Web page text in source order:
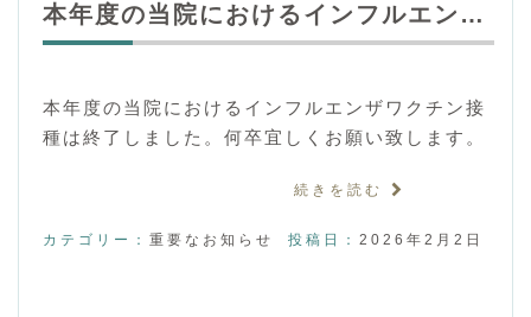
本年度の当院におけるインフルエン…
本年度の当院におけるインフルエンザワクチン接
種は終了しました。何卒宜しくお願い致します。
続きを読む
カテゴリー： 重要なお知らせ 投稿日： 2026年2月2日